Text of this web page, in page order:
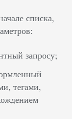
списка,
запросу;
тегами,